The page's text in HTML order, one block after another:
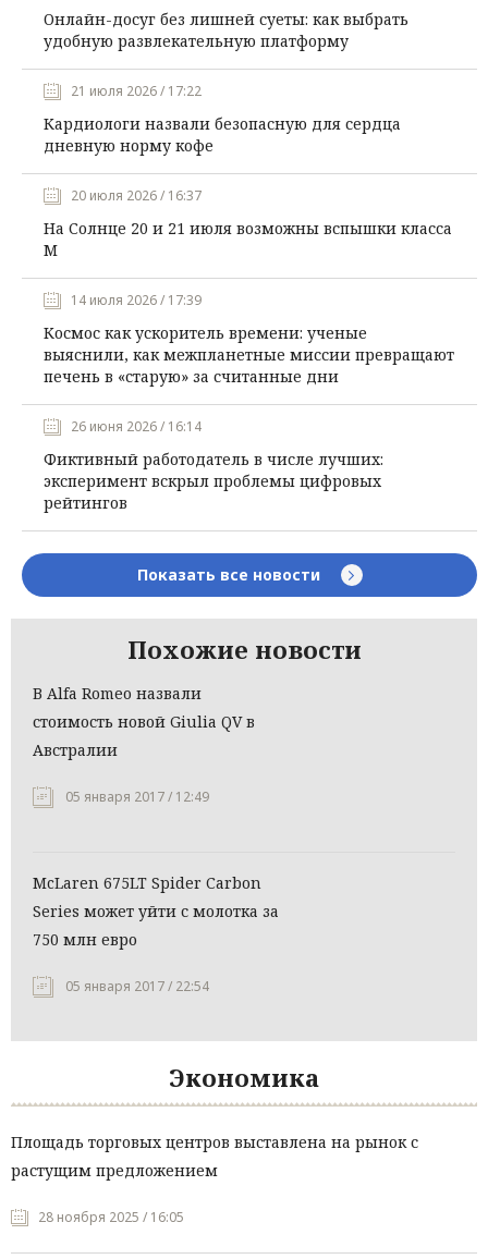
Онлайн-досуг без лишней суеты: как выбрать
удобную развлекательную платформу
21 июля 2026 / 17:22
Кардиологи назвали безопасную для сердца
дневную норму кофе
20 июля 2026 / 16:37
На Солнце 20 и 21 июля возможны вспышки класса
М
14 июля 2026 / 17:39
Космос как ускоритель времени: ученые
выяснили, как межпланетные миссии превращают
печень в «старую» за считанные дни
26 июня 2026 / 16:14
Фиктивный работодатель в числе лучших:
эксперимент вскрыл проблемы цифровых
рейтингов
Показать все новости
Похожие новости
В Alfa Romeo назвали
стоимость новой Giulia QV в
Австралии‍
05 января 2017 / 12:49
McLaren 675LT Spider Carbon
Series может уйти с молотка за
750 млн евро‍
05 января 2017 / 22:54
Экономика
Площадь торговых центров выставлена на рынок с
растущим предложением
28 ноября 2025 / 16:05